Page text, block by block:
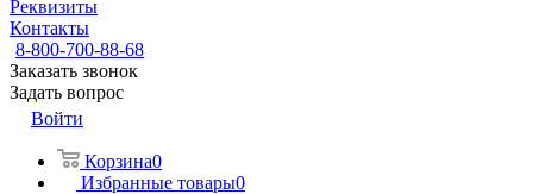
Реквизиты
Контакты
8-800-700-88-68
Заказать звонок
Задать вопрос
Войти
Корзина0
Избранные товары0